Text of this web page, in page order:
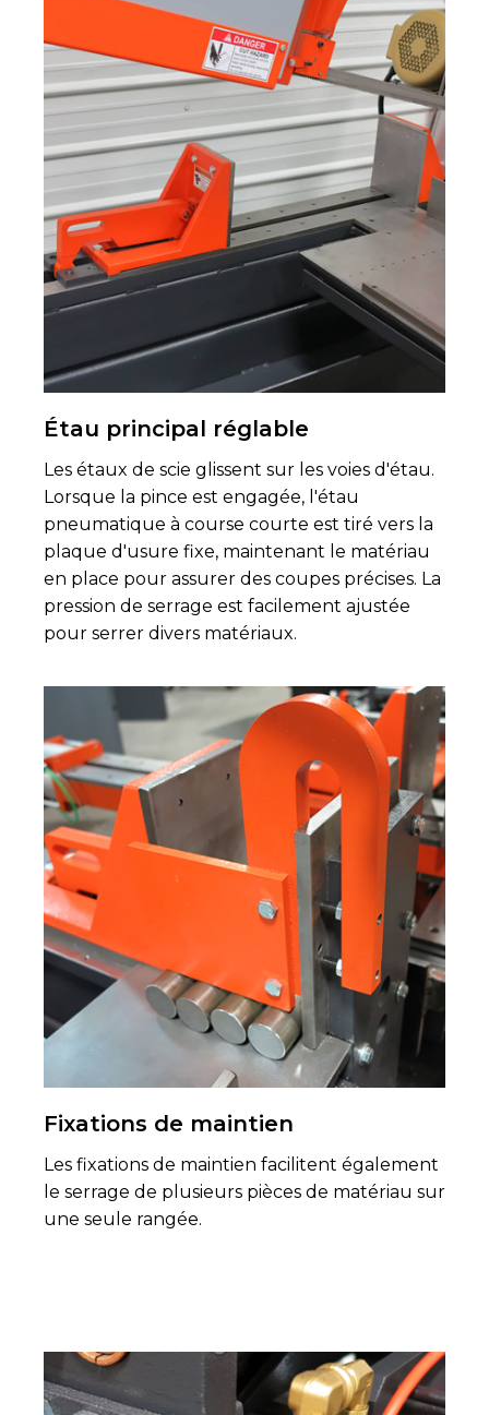
Étau principal réglable
Les étaux de scie glissent sur les voies d'étau.
Lorsque la pince est engagée, l'étau
pneumatique à course courte est tiré vers la
plaque d'usure fixe, maintenant le matériau
en place pour assurer des coupes précises. La
pression de serrage est facilement ajustée
pour serrer divers matériaux.
Fixations de maintien
Les fixations de maintien facilitent également
le serrage de plusieurs pièces de matériau sur
une seule rangée.